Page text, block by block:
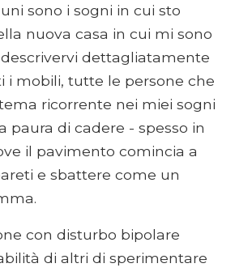
sono i sogni in cui sto
nuova casa in cui mi sono
dettagliatamente
i mobili, tutte le persone che
ricorrente nei miei sogni
paura di cadere - spesso in
il pavimento comincia a
e sbattere come un
con disturbo bipolare
di altri di sperimentare